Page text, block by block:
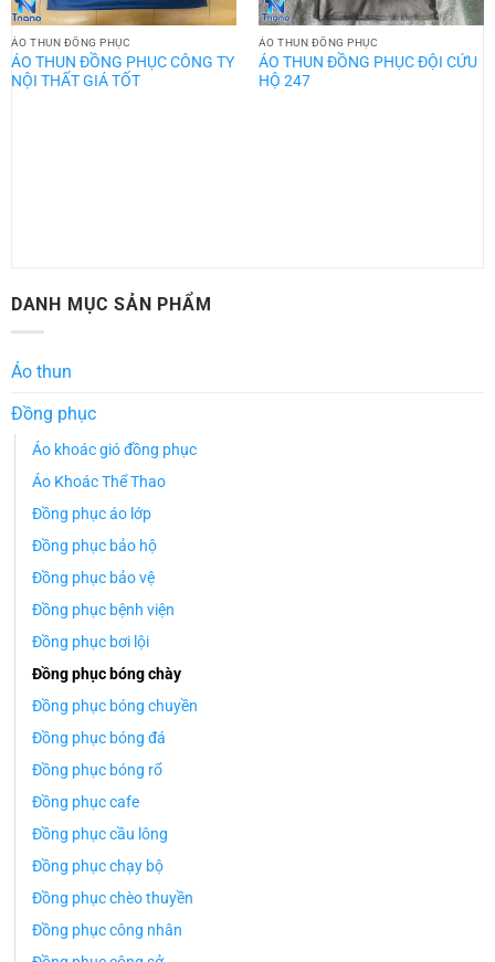
ÁO THUN ĐỒNG PHỤC
ÁO THUN ĐỒNG PHỤC CÔNG TY
NỘI THẤT GIÁ TỐT
ÁO THUN ĐỒNG PHỤC
ÁO THUN ĐỒNG PHỤC ĐỘI CỨU
HỘ 247
DANH MỤC SẢN PHẨM
Áo thun
Đồng phục
Áo khoác gió đồng phục
Áo Khoác Thể Thao
Đồng phục áo lớp
Đồng phục bảo hộ
Đồng phục bảo vệ
Đồng phục bệnh viện
Đồng phục bơi lội
Đồng phục bóng chày
Đồng phục bóng chuyền
Đồng phục bóng đá
Đồng phục bóng rổ
Đồng phục cafe
Đồng phục cầu lông
Đồng phục chạy bộ
Đồng phục chèo thuyền
Đồng phục công nhân